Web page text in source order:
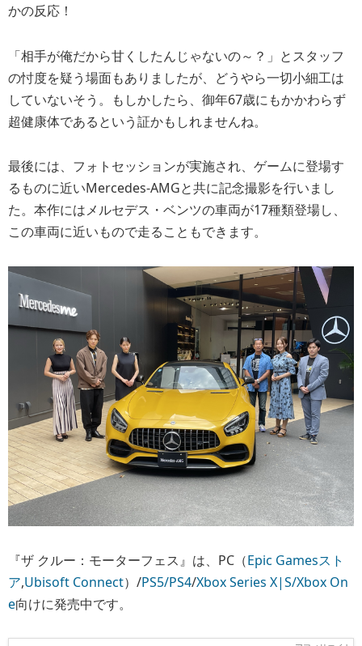
かの反応！
「相手が俺だから甘くしたんじゃないの～？」とスタッフ
の忖度を疑う場面もありましたが、どうやら一切小細工は
していないそう。もしかしたら、御年67歳にもかかわらず
超健康体であるという証かもしれませんね。
最後には、フォトセッションが実施され、ゲームに登場す
るものに近いMercedes-AMGと共に記念撮影を行いまし
た。本作にはメルセデス・ベンツの車両が17種類登場し、
この車両に近いもので走ることもできます。
『ザ クルー：モーターフェス』は、PC（Epic Gamesスト
ア,Ubisoft Connect）/PS5/PS4/Xbox Series X|S/Xbox On
e向けに発売中です。